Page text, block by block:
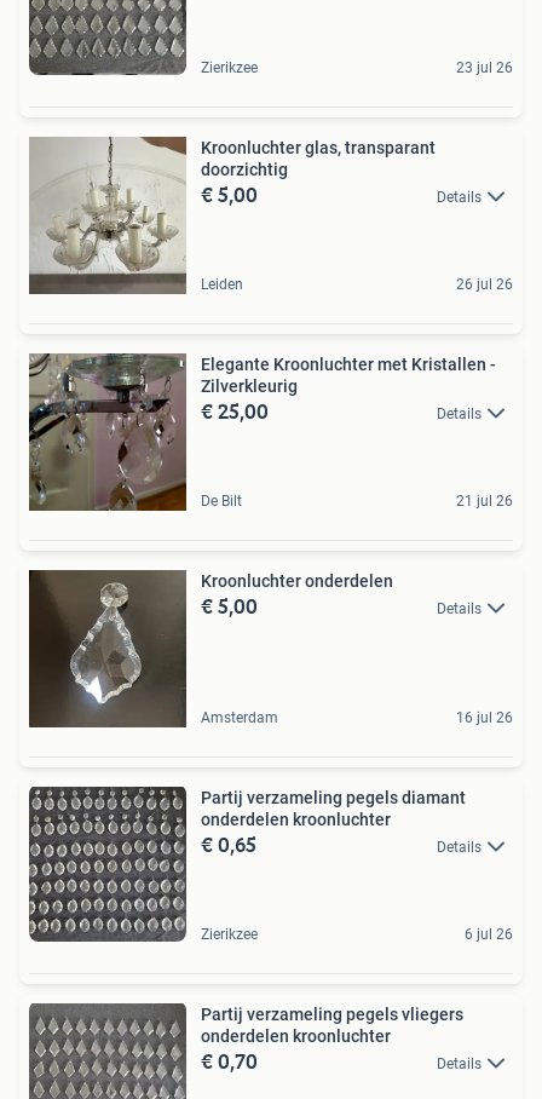
Zierikzee 23 jul 26
Kroonluchter glas, transparant
doorzichtig
€ 5,00 Details
Leiden 26 jul 26
Elegante Kroonluchter met Kristallen -
Zilverkleurig
€ 25,00 Details
De Bilt 21 jul 26
Kroonluchter onderdelen
€ 5,00 Details
Amsterdam 16 jul 26
Partij verzameling pegels diamant
onderdelen kroonluchter
€ 0,65 Details
Zierikzee 6 jul 26
Partij verzameling pegels vliegers
onderdelen kroonluchter
€ 0,70 Details